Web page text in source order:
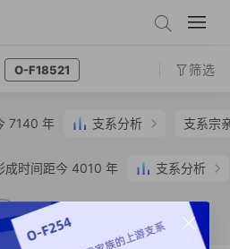
O-F18521 筛选
7140 年 支系分析 支系宗
成时间距今 4010 年 支系分析
形成时间距今 1020 年